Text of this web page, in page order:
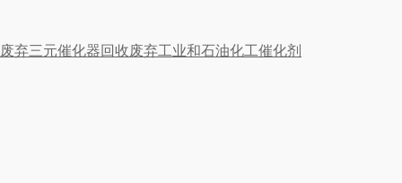
弃三元催化器回收废弃工业和石油化工催化剂